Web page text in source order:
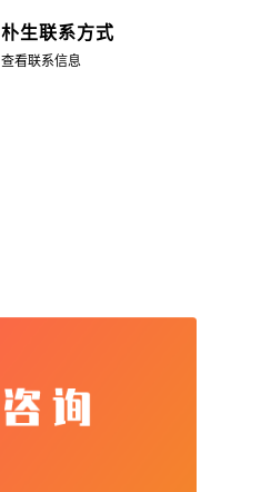
朴生联系方式
查看联系信息